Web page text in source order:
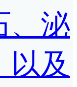
、泌
以及